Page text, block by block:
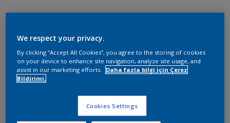
We respect your privacy.
By clicking “Accept All Cookies”, you agree to the storing of cookies
on your device to enhance site navigation, analyze site usage, and
assist in our marketing efforts.
Daha fazla bilgi için Çerez
Bildirimi.
Cookies Settings